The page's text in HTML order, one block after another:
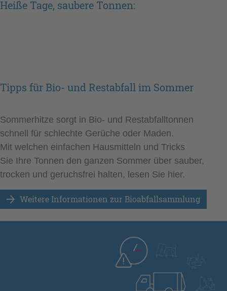
Heiße Tage, saubere Tonnen:
Tipps für Bio- und Restabfall im Sommer
Sommerhitze sorgt in Bio- und Restabfalltonnen
schnell für schlechte Gerüche oder Maden.
Mit welchen einfachen Hausmitteln und Tricks
Sie Ihre Tonnen den ganzen Sommer über sauber,
trocken und geruchsfrei halten, lesen Sie hier.
Weitere Informationen zur Bioabfallsammlung